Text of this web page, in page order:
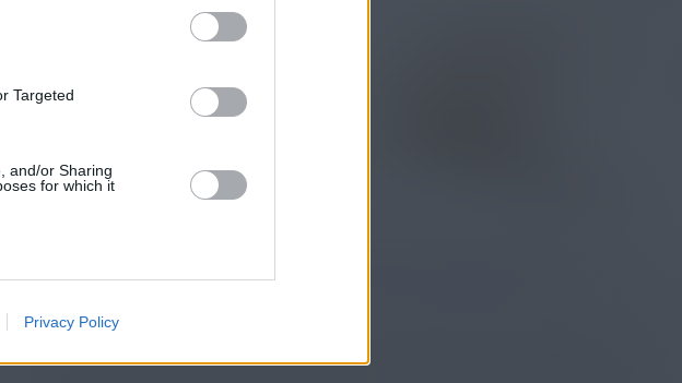
Targeted
and/or Sharing
for which it
Privacy Policy